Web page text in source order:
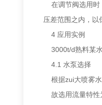
在调节阀选用时
压差范围之内，以
4 应用实例
3000t/d熟料某水
4.1 水泵选择
根据zui大喷雾水
故选用流量特性